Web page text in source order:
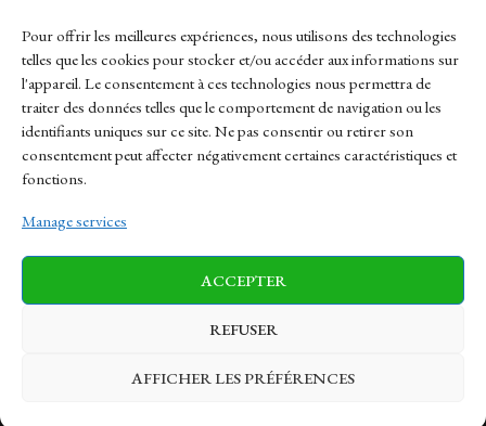
Pour offrir les meilleures expériences, nous utilisons des technologies
telles que les cookies pour stocker et/ou accéder aux informations sur
l'appareil. Le consentement à ces technologies nous permettra de
traiter des données telles que le comportement de navigation ou les
identifiants uniques sur ce site. Ne pas consentir ou retirer son
consentement peut affecter négativement certaines caractéristiques et
fonctions.
Manage services
ACCEPTER
REFUSER
AFFICHER LES PRÉFÉRENCES
Links
Contact
Sitemap
News Finance-Marches Politics
Business Tech Health Sports Travel
© 1997-2026 - lepolitique.net. All Rights Reserved.